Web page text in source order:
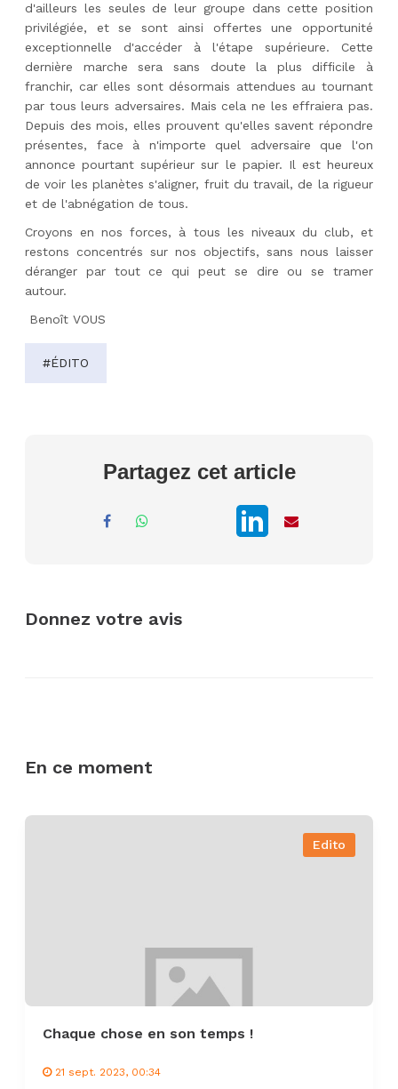
d'ailleurs les seules de leur groupe dans cette position
privilégiée, et se sont ainsi offertes une opportunité
exceptionnelle d'accéder à l'étape supérieure. Cette
dernière marche sera sans doute la plus difficile à
franchir, car elles sont désormais attendues au tournant
par tous leurs adversaires. Mais cela ne les effraiera pas.
Depuis des mois, elles prouvent qu'elles savent répondre
présentes, face à n'importe quel adversaire que l'on
annonce pourtant supérieur sur le papier. Il est heureux
de voir les planètes s'aligner, fruit du travail, de la rigueur
et de l'abnégation de tous.
Croyons en nos forces, à tous les niveaux du club, et
restons concentrés sur nos objectifs, sans nous laisser
déranger par tout ce qui peut se dire ou se tramer
autour.
Benoît VOUS
#ÉDITO
Partagez cet article
Donnez votre avis
En ce moment
Edito
Chaque chose en son temps !
21 sept. 2023, 00:34